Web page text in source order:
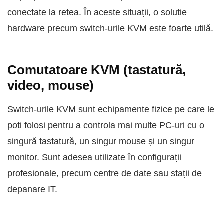
conectate la rețea. În aceste situații, o soluție
hardware precum switch-urile KVM este foarte utilă.
Comutatoare KVM (tastatură,
video, mouse)
Switch-urile KVM sunt echipamente fizice pe care le
poți folosi pentru a controla mai multe PC-uri cu o
singură tastatură, un singur mouse și un singur
monitor. Sunt adesea utilizate în configurații
profesionale, precum centre de date sau stații de
depanare IT.